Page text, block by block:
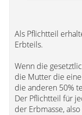
Als Pflichtteil
Erbteils.
Wenn die
die Mutter die
die anderen 50%
Der Pflichtteil für
der Erbmasse,